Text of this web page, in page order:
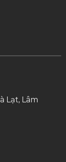
Lạt, Lâm